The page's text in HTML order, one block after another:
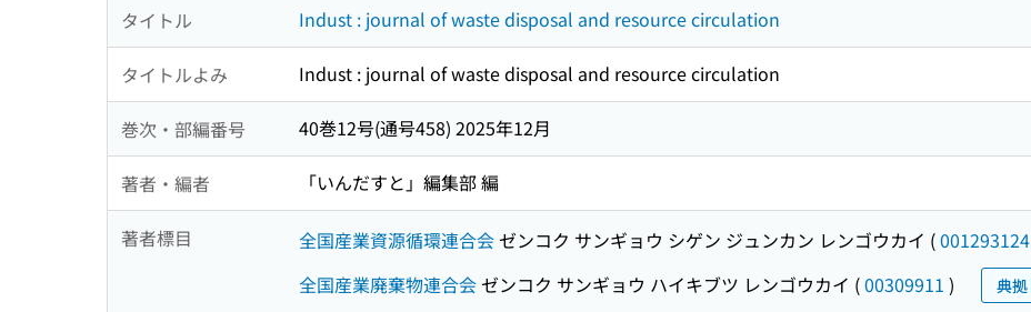
タイトル Indust : journal of waste disposal and resource circulation
タイトルよみ Indust : journal of waste disposal and resource circulation
巻次・部編番号 40巻12号(通号458) 2025年12月
著者・編者 「いんだすと」編集部 編
著者標目 全国産業資源循環連合会ゼンコク サンギョウ シゲン ジュンカン レンゴウカイ (001293124
全国産業廃棄物連合会ゼンコク サンギョウ ハイキブツ レンゴウカイ (00309911 ) 典拠